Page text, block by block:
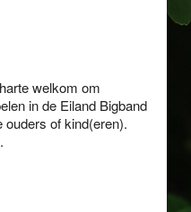
welkom om
in de Eiland Bigband
ouders of kind(eren).